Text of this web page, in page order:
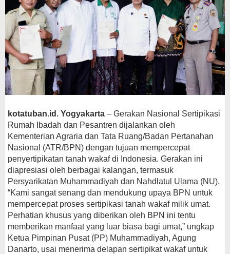
kotatuban.id. Yogyakarta – Gerakan Nasional Sertipikasi
Rumah Ibadah dan Pesantren dijalankan oleh
Kementerian Agraria dan Tata Ruang/Badan Pertanahan
Nasional (ATR/BPN) dengan tujuan mempercepat
penyertipikatan tanah wakaf di Indonesia. Gerakan ini
diapresiasi oleh berbagai kalangan, termasuk
Persyarikatan Muhammadiyah dan Nahdlatul Ulama (NU).
“Kami sangat senang dan mendukung upaya BPN untuk
mempercepat proses sertipikasi tanah wakaf milik umat.
Perhatian khusus yang diberikan oleh BPN ini tentu
memberikan manfaat yang luar biasa bagi umat,” ungkap
Ketua Pimpinan Pusat (PP) Muhammadiyah, Agung
Danarto, usai menerima delapan sertipikat wakaf untuk